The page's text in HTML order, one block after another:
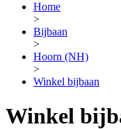
Home
>
Bijbaan
>
Hoorn (NH)
>
Winkel bijbaan
Winkel